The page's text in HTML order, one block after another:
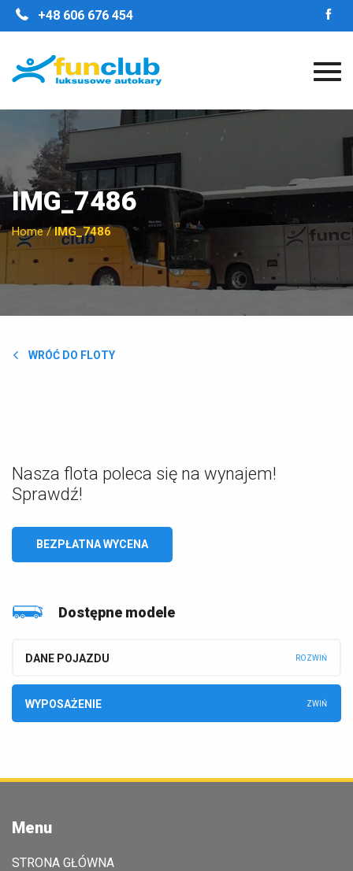
GALERIA
OPINIE
KONTAKT
+48 606 676 454
IMG_7486
Home/IMG_7486
WRÓĆ DO FLOTY
Nasza flota poleca się na wynajem!
Sprawdź!
BEZPŁATNA WYCENA
Dostępne modele
DANE POJAZDU
WYPOSAŻENIE
Menu
STRONA GŁÓWNA